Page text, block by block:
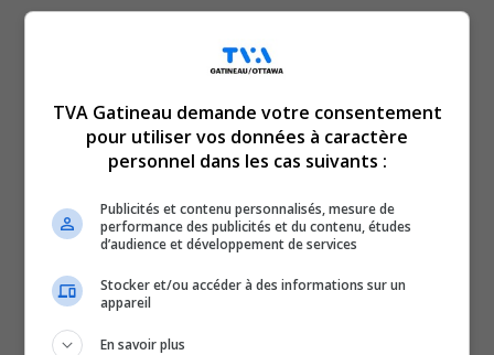
consacrée à des projets dans la région, comme
le tramway et le Centre hospitalier universitaire
Concrètement, le gouvernement fédéral investira
5,7 milliards de dollars pour moderniser les réseaux de
Une autre enveloppe importante, d’un milliard de dollars,
sera consacrée à des projets en santé.
Les annonces ont été accueillies favorablement dans la
région, notamment par Patrick Robert Meunier de Mobi-O
et S’allier pour le Tramway et Jean Pigeon, président-
TVA Gatineau demande votre consentement
pour utiliser vos données à caractère
personnel dans les cas suivants :
Publicités et contenu personnalisés, mesure de
performance des publicités et du contenu, études
d’audience et développement de services
Stocker et/ou accéder à des informations sur un
appareil
En savoir plus